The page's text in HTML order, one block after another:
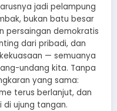
jadi pelampung
bukan batu besar
persaingan demokratis
dari pribadi, dan
— semuanya
undang kita. Tanpa
yang sama:
terus berlanjut, dan
ujung tangan.